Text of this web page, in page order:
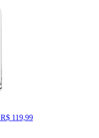
R$ 119,99